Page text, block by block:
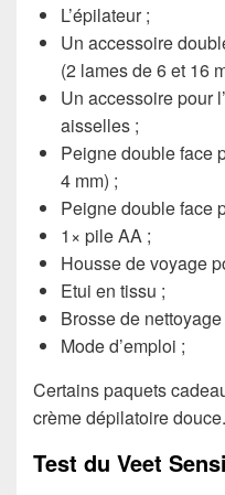
L’épilateur ;
Un accessoire
(2 lames de 6 et 16
Un accessoire pour
aisselles ;
Peigne double face
4 mm) ;
Peigne double face
1× pile AA ;
Housse de voyage
Etui en tissu ;
Brosse de nettoyage
Mode d’emploi ;
Certains paquets
crème dépilatoire douce.
Test du Veet